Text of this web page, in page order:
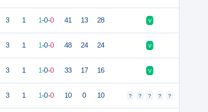
3 1 1-0-0 41 13 28 V
3 1 1-0-0 48 24 24 V
3 1 1-0-0 33 17 16 V
3 1 1-0-0 10 0 10 ? ? ? ? ?